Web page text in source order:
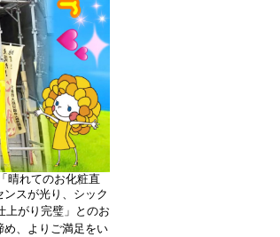
晴れてのお化粧直
スが光り、シック
上がり完璧」とのお
め、よりご満足をい